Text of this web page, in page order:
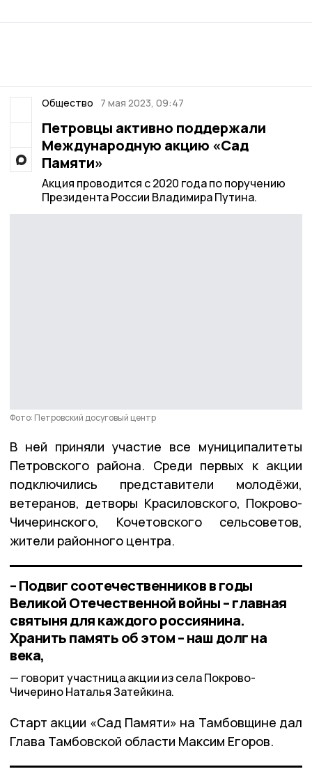
Общество 7 мая 2023, 09:47
Петровцы активно поддержали
Международную акцию «Сад
Памяти»
Акция проводится с 2020 года по поручению
Президента России Владимира Путина.
Фото: Петровский досуговый центр
В ней приняли участие все муниципалитеты
Петровского района. Среди первых к акции
подключились представители молодёжи,
ветеранов, детворы Красиловского, Покрово-
Чичеринского, Кочетовского сельсоветов,
жители районного центра.
– Подвиг соотечественников в годы
Великой Отечественной войны – главная
святыня для каждого россиянина.
Хранить память об этом – наш долг на
века,
говорит участница акции из села Покрово-
Чичерино Наталья Затейкина.
Старт акции «Сад Памяти» на Тамбовщине дал
Глава Тамбовской области Максим Егоров.